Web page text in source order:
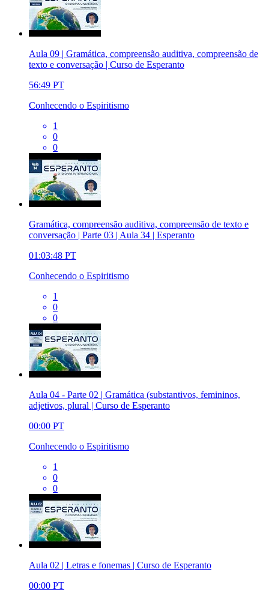
Aula 09 | Gramática, compreensão auditiva, compreensão de
texto e conversação | Curso de Esperanto
56:49 PT
Conhecendo o Espiritismo
1
0
0
Gramática, compreensão auditiva, compreensão de texto e
conversação | Parte 03 | Aula 34 | Esperanto
01:03:48 PT
Conhecendo o Espiritismo
1
0
0
Aula 04 - Parte 02 | Gramática (substantivos, femininos,
adjetivos, plural | Curso de Esperanto
00:00 PT
Conhecendo o Espiritismo
1
0
0
Aula 02 | Letras e fonemas | Curso de Esperanto
00:00 PT